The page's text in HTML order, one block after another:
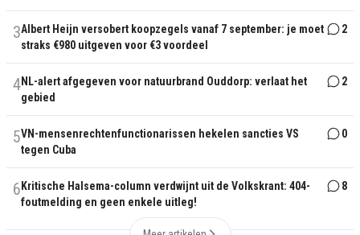
3Albert Heijn versobert koopzegels vanaf 7 september: je moet
straks €980 uitgeven voor €3 voordeel
2
4NL-alert afgegeven voor natuurbrand Ouddorp: verlaat het
gebied
2
5VN-mensenrechtenfunctionarissen hekelen sancties VS
tegen Cuba
0
6 Kritische Halsema-column verdwijnt uit de Volkskrant: 404-
foutmelding en geen enkele uitleg!
8